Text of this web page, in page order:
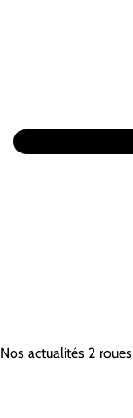
Nos actualités 2 roues